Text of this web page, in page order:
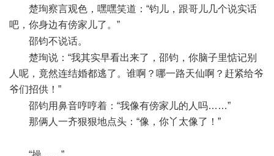
楚珣察言观色，嘿嘿笑道：“钧儿，跟哥儿几个说实话
吧，你身边有傍家儿了。”
邵钧不说话。
楚珣说：“我其实早看出来了，邵钧，你脑子里惦记别
人呢，竟然连结婚都逃了。谁啊？哪一路天仙啊？赶紧给爷
爷们招供！”
邵钧用鼻音哼哼着：“我像有傍家儿的人吗……”
那俩人一齐狠狠地点头：“像，你丫太像了！”